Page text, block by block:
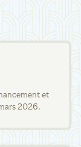
et
2026.